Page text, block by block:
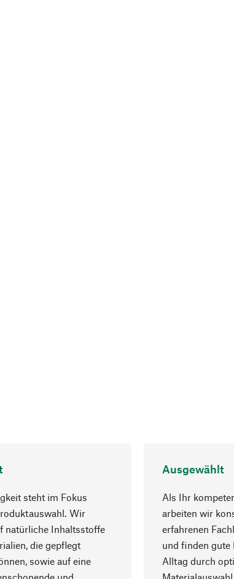
steht im Fokus
Wir
natürliche Inhaltsstoffe
die gepflegt
sowie auf eine
Ausgewählt
Als Ihr
arbeiten wir
erfahrenen
und finden gute
Alltag durch